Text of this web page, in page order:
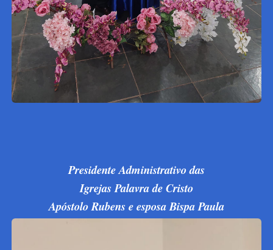
Presidente Administrativo das
Igrejas Palavra de Cristo
Apóstolo Rubens e esposa Bispa Paula